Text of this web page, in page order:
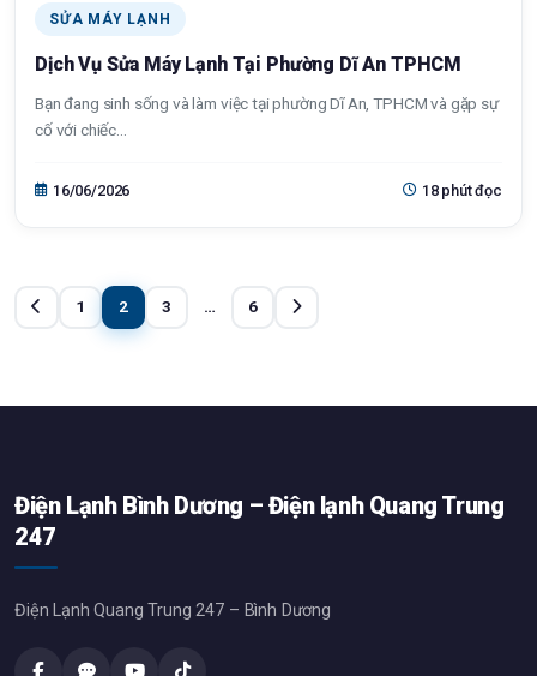
SỬA MÁY LẠNH
Dịch Vụ Sửa Máy Lạnh Tại Phường Dĩ An TPHCM
Bạn đang sinh sống và làm việc tại phường Dĩ An, TPHCM và gặp sự
cố với chiếc...
16/06/2026 18 phút đọc
1 2 3 … 6
Điện Lạnh Bình Dương – Điện lạnh Quang Trung
247
Điện Lạnh Quang Trung 247 – Bình Dương